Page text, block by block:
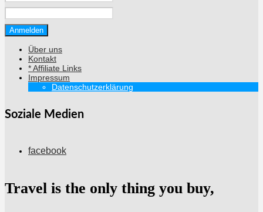
Über uns
Kontakt
* Affiliate Links
Impressum
Datenschutzerklärung
Soziale Medien
facebook
Travel is the only thing you buy,